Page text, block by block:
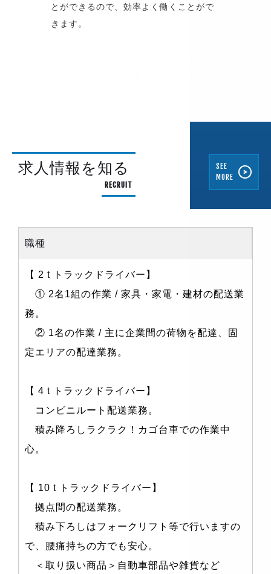
て働きたい方にぴったりです！
く、事務所で顔を合わせれば和気あいあ
いとした雰囲気で談笑。
とができるので、効率よく働くことがで
きます。
て働きたい方にぴったりです！
く、事務所で顔を合わせれば和気あいあ
いとした雰囲気で談笑。
求人情報を知る
RECRUIT
職種
【 2 t トラックドライバー】
① 2名1組の作業 / 家具・家電・建材の配送業
務。
② 1名の作業 / 主に企業間の荷物を配達、固
定エリアの配達業務。
【 4 t トラックドライバー】
コンビニルート配送業務。
積み降ろしラクラク！カゴ台車での作業中
心。
【 10 t トラックドライバー】
拠点間の配送業務。
積み下ろしはフォークリフト等で行いますの
で、腰痛持ちの方でも安心。
＜取り扱い商品＞自動車部品や雑貨など
SEE
MORE